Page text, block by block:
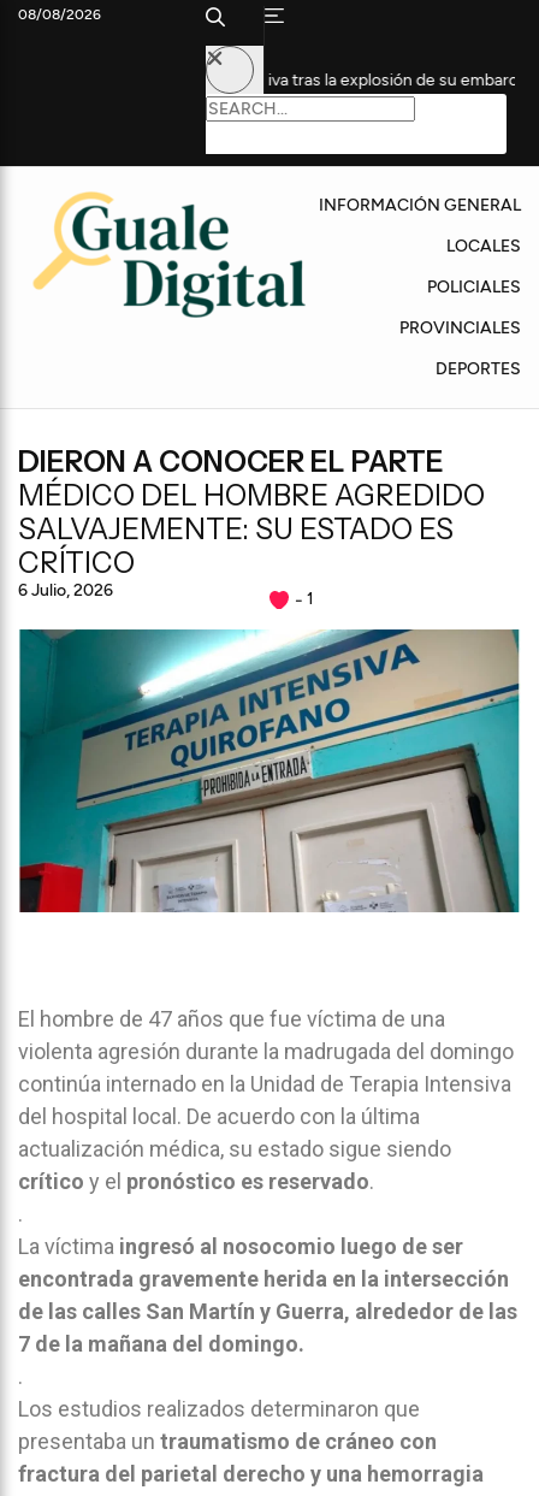
en Terapia Intensiva tras la explosión de su embarcación
08/08/2026
INFORMACIÓN GENERAL
LOCALES
POLICIALES
PROVINCIALES
DEPORTES
DIERON A CONOCER EL PARTE
MÉDICO DEL HOMBRE AGREDIDO
SALVAJEMENTE: SU ESTADO ES
CRÍTICO
6 Julio, 2026 1
El hombre de 47 años que fue víctima de una
violenta agresión durante la madrugada del domingo
continúa internado en la Unidad de Terapia Intensiva
del hospital local. De acuerdo con la última
actualización médica, su estado sigue siendo
crítico y el pronóstico es reservado.
.
La víctima ingresó al nosocomio luego de ser
encontrada gravemente herida en la intersección
de las calles San Martín y Guerra, alrededor de las
7 de la mañana del domingo.
.
Los estudios realizados determinaron que
presentaba un traumatismo de cráneo con
fractura del parietal derecho y una hemorragia